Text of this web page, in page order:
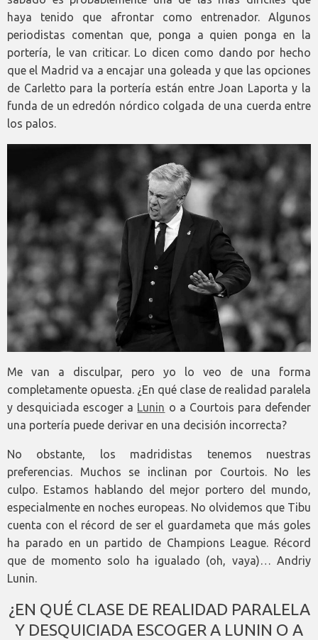
haya tenido que afrontar como entrenador. Algunos
periodistas comentan que, ponga a quien ponga en la
portería, le van criticar. Lo dicen como dando por hecho
que el Madrid va a encajar una goleada y que las opciones
de Carletto para la portería están entre Joan Laporta y la
funda de un edredón nórdico colgada de una cuerda entre
los palos.
Me van a disculpar, pero yo lo veo de una forma
completamente opuesta. ¿En qué clase de realidad paralela
y desquiciada escoger a Lunin o a Courtois para defender
una portería puede derivar en una decisión incorrecta?
No obstante, los madridistas tenemos nuestras
preferencias. Muchos se inclinan por Courtois. No les
culpo. Estamos hablando del mejor portero del mundo,
especialmente en noches europeas. No olvidemos que Tibu
cuenta con el récord de ser el guardameta que más goles
ha parado en un partido de Champions League. Récord
que de momento solo ha igualado (oh, vaya)… Andriy
Lunin.
¿EN QUÉ CLASE DE REALIDAD PARALELA
Y DESQUICIADA ESCOGER A LUNIN O A